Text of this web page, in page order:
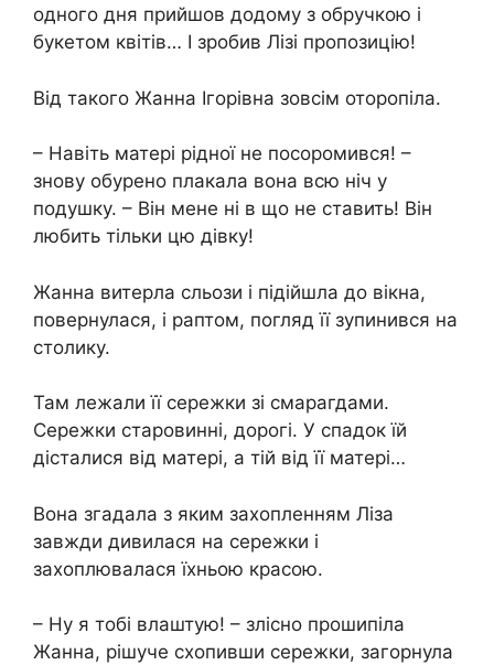
одного дня прийшов додому з обручкою і
букетом квітів… І зробив Лізі пропозицію!
Від такого Жанна Ігорівна зовсім оторопіла.
– Навіть матері рідної не посоромився! –
знову обурено плакала вона всю ніч у
подушку. – Він мене ні в що не ставить! Він
любить тільки цю дівку!
Жанна витерла сльози і підійшла до вікна,
повернулася, і раптом, погляд її зупинився на
столику.
Там лежали її сережки зі смарагдами.
Сережки старовинні, дорогі. У спадок їй
дісталися від матері, а тій від її матері…
Вона згадала з яким захопленням Ліза
завжди дивилася на сережки і
захоплювалася їхньою красою.
– Ну я тобі влаштую! – злісно прошипіла
Жанна, рішуче схопивши сережки, загорнула